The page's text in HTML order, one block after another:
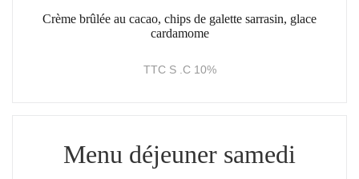
Crème brûlée au cacao, chips de galette sarrasin, glace
cardamome
TTC S .C 10%
Menu déjeuner samedi